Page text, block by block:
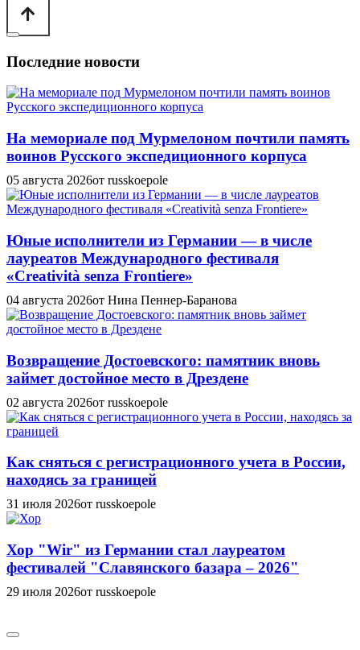
Последние новости
На мемориале под Мурмелоном почтили память
воинов Русского экспедиционного корпуса
05 августа 2026от russkoepole
Юные исполнители из Германии — в числе
лауреатов Международного фестиваля
«Creatività senza Frontiere»
04 августа 2026от Нина Пеннер-Баранова
Возвращение Достоевского: памятник вновь
займет достойное место в Дрездене
02 августа 2026от russkoepole
Как сняться с регистрационного учета в России,
находясь за границей
31 июля 2026от russkoepole
Хор "Wir" из Германии стал лауреатом
фестивалей "Славянского базара – 2026"
29 июля 2026от russkoepole